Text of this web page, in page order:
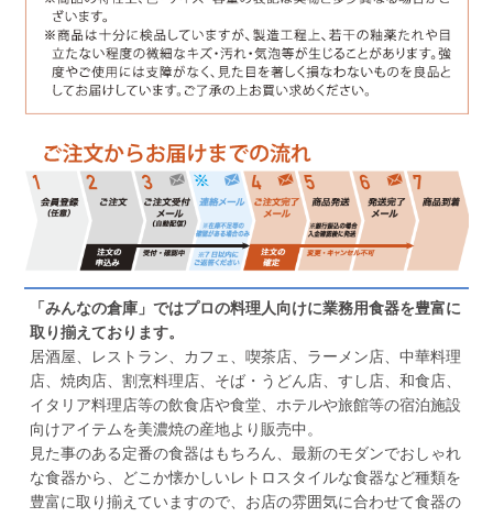
「みんなの倉庫」ではプロの料理人向けに業務用食器を豊富に
取り揃えております。
居酒屋、レストラン、カフェ、喫茶店、ラーメン店、中華料理
店、焼肉店、割烹料理店、そば・うどん店、すし店、和食店、
イタリア料理店等の飲食店や食堂、ホテルや旅館等の宿泊施設
向けアイテムを美濃焼の産地より販売中。
見た事のある定番の食器はもちろん、最新のモダンでおしゃれ
な食器から、どこか懐かしいレトロスタイルな食器など種類を
豊富に取り揃えていますので、お店の雰囲気に合わせて食器の